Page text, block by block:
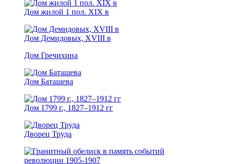
Дом жилой 1 пол. XIX в
Дом Демидовых, XVIII в
Дом Гречихина
Дом Баташева
Дом 1799 г., 1827–1912 гг
Дворец Труда